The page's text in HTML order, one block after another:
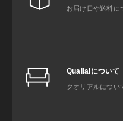
お届け日や送料に
Qualialについて
クオリアルについ